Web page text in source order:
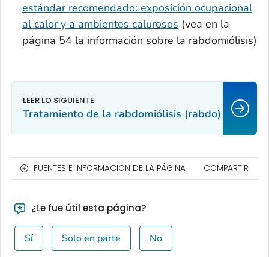
estándar recomendado: exposición ocupacional
al calor y a ambientes calurosos (vea en la
página 54 la información sobre la rabdomiólisis)
Tratamiento de la rabdomiólisis (rabdo)
FUENTES E INFORMACIÓN DE LA PÁGINA COMPARTIR
¿Le fue útil esta página?
Sí Solo en parte No